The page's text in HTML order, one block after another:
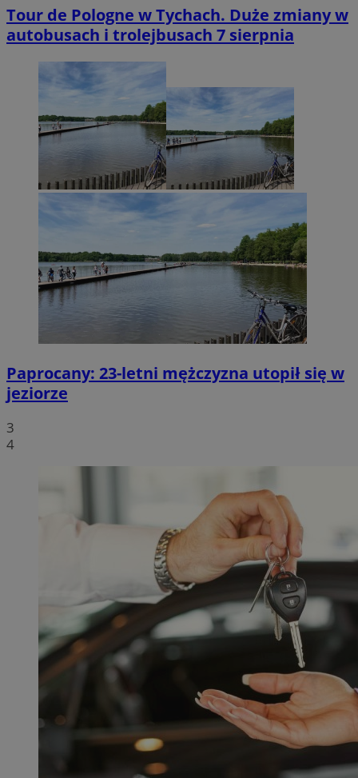
Tour de Pologne w Tychach. Duże zmiany w
autobusach i trolejbusach 7 sierpnia
Paprocany: 23-letni mężczyzna utopił się w
jeziorze
3
4